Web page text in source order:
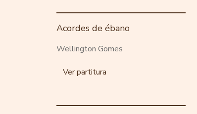
Acordes de ébano
Wellington Gomes
Ver partitura